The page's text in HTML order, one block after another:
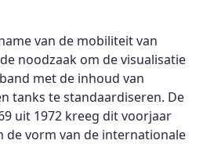
van de mobiliteit van
noodzaak om de visualisatie
met de inhoud van
tanks te standaardiseren. De
uit 1972 kreeg dit voorjaar
de vorm van de internationale